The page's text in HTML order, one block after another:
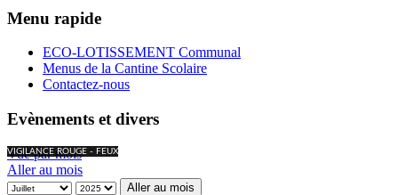
Menu rapide
ECO-LOTISSEMENT Communal
Menus de la Cantine Scolaire
Contactez-nous
Evènements et divers
VIGILANCE ROUGE - FEUX
Vue par mois
Aller au mois
Aller au mois